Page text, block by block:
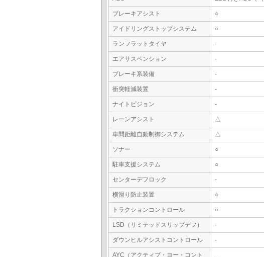
ブレーキアシスト ○
アイドリングストップシステム ○
ランフラットタイヤ -
エアサスペンション -
ブレーキ系装備 -
衝突軽減装置 -
ナイトビジョン -
レーンアシスト △
車間距離自動制御システム △
ソナー ○
駐車支援システム ○
センターデフロック -
横滑り防止装置 ○
トラクションコントロール ○
LSD（リミテッドスリップデフ） -
ダウンヒルアシストコントロール -
AYC（アクティブ・ヨー・コント